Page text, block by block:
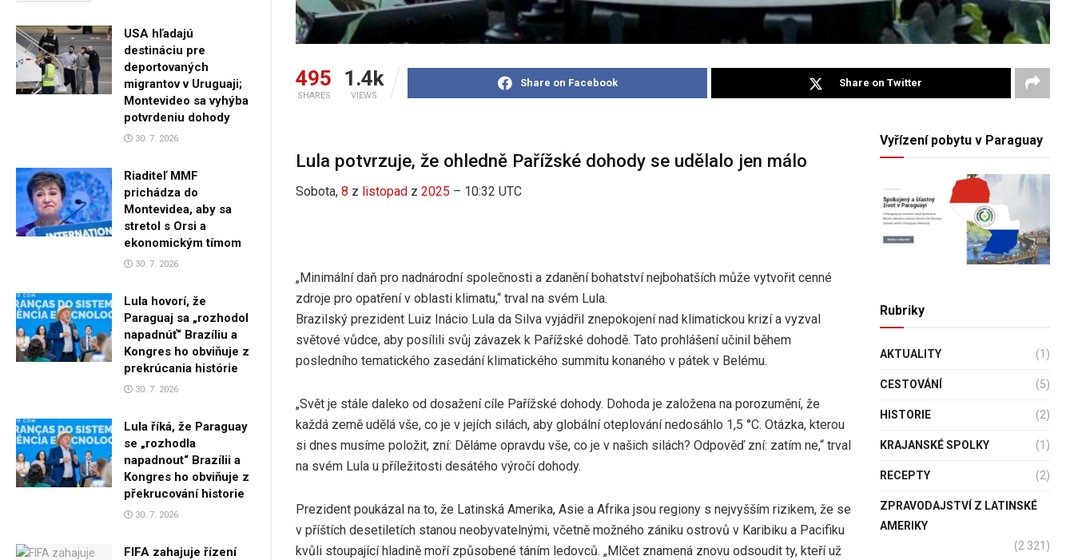
USA hľadajú
destináciu pre
deportovaných
migrantov v Uruguaji;
Montevideo sa vyhýba
potvrdeniu dohody
30. 7. 2026
Riaditeľ MMF
prichádza do
Montevidea, aby sa
stretol s Orsi a
ekonomickým tímom
30. 7. 2026
Lula hovorí, že
Paraguaj sa „rozhodol
napadnúť“ Brazíliu a
Kongres ho obviňuje z
prekrúcania histórie
30. 7. 2026
Lula říká, že Paraguay
se „rozhodla
napadnout“ Brazílii a
Kongres ho obviňuje z
překrucování historie
30. 7. 2026
FIFA zahajuje řízení
495
SHARES
1.4k
VIEWS
Share on Facebook Share on Twitter
Lula potvrzuje, že ohledně Pařížské dohody se udělalo jen málo
Sobota, 8 z listopad z 2025 – 10:32 UTC
„Minimální daň pro nadnárodní společnosti a zdanění bohatství nejbohatších může vytvořit cenné
zdroje pro opatření v oblasti klimatu,“ trval na svém Lula.
Brazilský prezident Luiz Inácio Lula da Silva vyjádřil znepokojení nad klimatickou krizí a vyzval
světové vůdce, aby posílili svůj závazek k Pařížské dohodě. Tato prohlášení učinil během
posledního tematického zasedání klimatického summitu konaného v pátek v Belému.
„Svět je stále daleko od dosažení cíle Pařížské dohody. Dohoda je založena na porozumění, že
každá země udělá vše, co je v jejích silách, aby globální oteplování nedosáhlo 1,5 °C. Otázka, kterou
si dnes musíme položit, zní: Děláme opravdu vše, co je v našich silách? Odpověď zní: zatím ne,“ trval
na svém Lula u příležitosti desátého výročí dohody.
Prezident poukázal na to, že Latinská Amerika, Asie a Afrika jsou regiony s nejvyšším rizikem, že se
v příštích desetiletích stanou neobyvatelnými, včetně možného zániku ostrovů v Karibiku a Pacifiku
kvůli stoupající hladině moří způsobené táním ledovců. „Mlčet znamená znovu odsoudit ty, kteří už
Vyřízení pobytu v Paraguay
Rubriky
AKTUALITY (1)
CESTOVÁNÍ (5)
HISTORIE (2)
KRAJANSKÉ SPOLKY (1)
RECEPTY (2)
ZPRAVODAJSTVÍ Z LATINSKÉ
AMERIKY
(2 321)